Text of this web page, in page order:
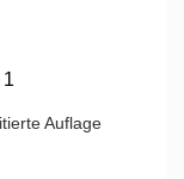
Auflage